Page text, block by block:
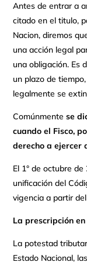
Antes de entrar a
citado en el titulo,
Nacion, diremos
una acción legal
una obligación. Es
un plazo de
legalmente se
Comúnmentese
cuando el Fisco,
derecho a ejercer
El 1° de octubre
unificación del
vigencia a partir
La prescripción
La potestad
Estado Nacional,